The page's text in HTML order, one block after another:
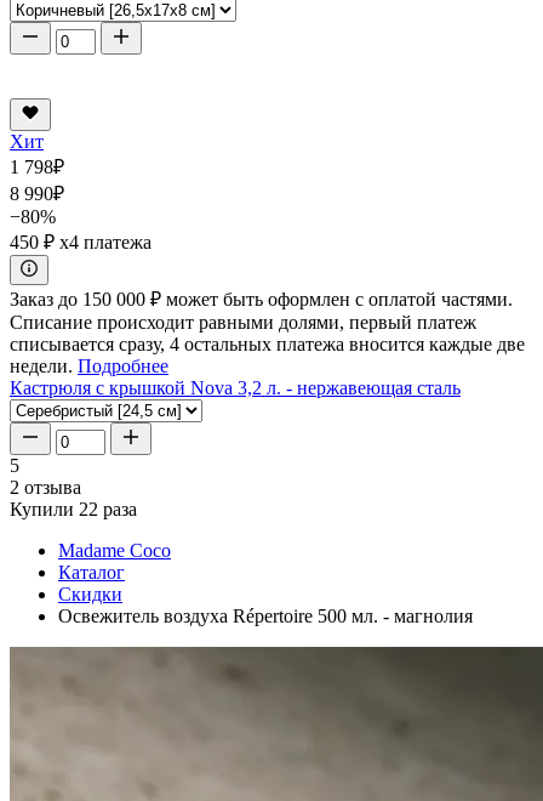
Хит
1 798₽
8 990₽
−80%
450 ₽ x4 платежа
Заказ до 150 000 ₽ может быть оформлен с оплатой частями.
Списание происходит равными долями, первый платеж
списывается сразу, 4 остальных платежа вносится каждые две
недели. Подробнее
Кастрюля с крышкой Nova 3,2 л. - нержавеющая сталь
5
2 отзыва
Купили 22 раза
Madame Coco
Каталог
Скидки
Освежитель воздуха Répertoire 500 мл. - магнолия